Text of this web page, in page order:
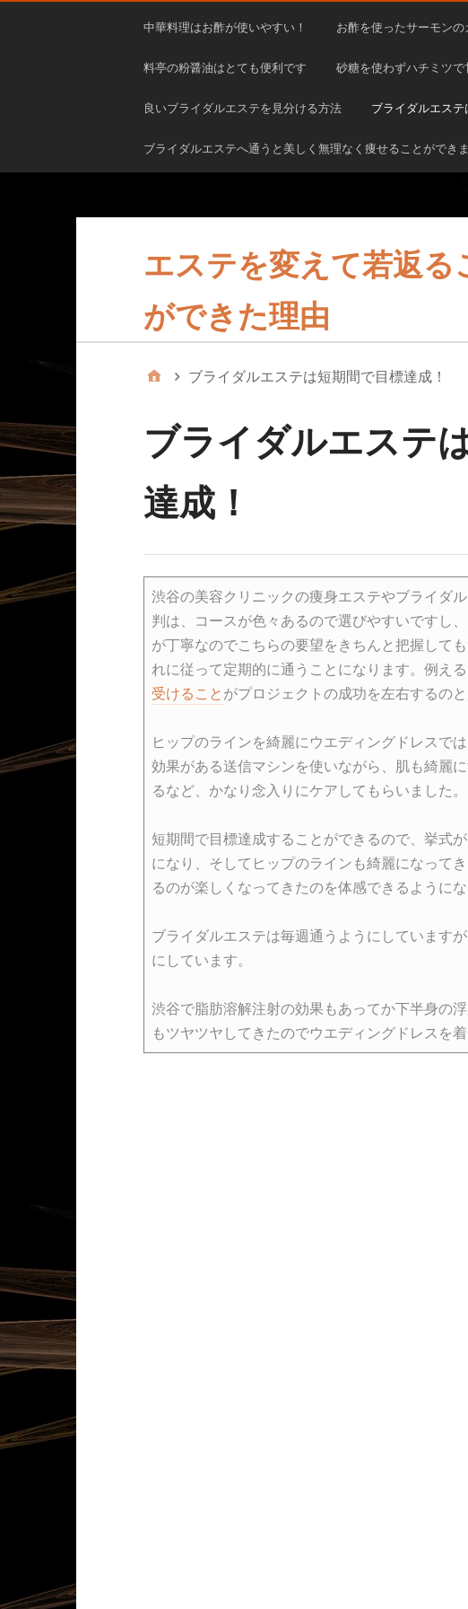
中華料理はお酢が使いやすい！ お酢を使ったサーモンの
料亭の粉醤油はとても便利です 砂糖を使わずハチミツで
良いブライダルエステを見分ける方法 ブライダルエステ
ブライダルエステへ通うと美しく無理なく痩せることができま
エステを変えて若返る
ができた理由
ブライダルエステは短期間で目標達成！
ブライダルエステ
達成！
渋谷の美容クリニックの痩身エステやブライダ
判は、コースが色々あるので選びやすいですし
が丁寧なのでこちらの要望をきちんと把握して
れに従って定期的に通うことになります。例え
受けること がプロジェクトの成功を左右するの
ヒップのラインを綺麗にウエディングドレスで
効果がある送信マシンを使いながら、肌も綺麗
るなど、かなり念入りにケアしてもらいました。
短期間で目標達成することができるので、挙式
になり、そしてヒップのラインも綺麗になって
るのが楽しくなってきたのを体感できるようにな
ブライダルエステは毎週通うようにしています
にしています。
渋谷で脂肪溶解注射の効果もあってか下半身の
もツヤツヤしてきたのでウエディングドレスを